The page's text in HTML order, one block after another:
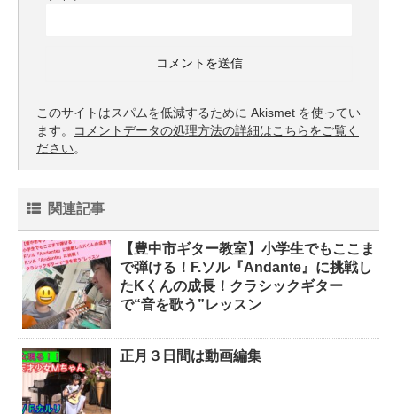
このサイトはスパムを低減するために Akismet を使ってい
ます。
コメントデータの処理方法の詳細はこちらをご覧く
ださい。
関連記事
【豊中市ギター教室】小学生でもここま
で弾ける！F.ソル『Andante』に挑戦し
たKくんの成長！クラシックギター
で“音を歌う”レッスン
正月３日間は動画編集